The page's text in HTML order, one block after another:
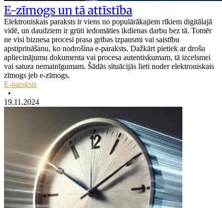
E-zīmogs un tā attīstība
Elektroniskais paraksts ir viens no populārākajiem rīkiem digitālajā
vidē, un daudziem ir grūti iedomāties ikdienas darbu bez tā. Tomēr
ne visi biznesa procesi prasa gribas izpausmi vai saistību
apstiprināšanu, ko nodrošina e-paraksts. Dažkārt pietiek ar drošu
apliecinājumu dokumenta vai procesa autentiskumam, tā izcelsmei
vai satura nemainīgumam. Šādās situācijās lieti noder elektroniskais
zīmogs jeb e-zīmogs.
E-paraksts
•
19.11.2024